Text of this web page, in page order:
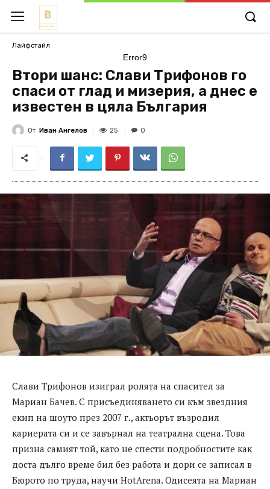
Лайфстайл
Error9
Втори шанс: Слави Трифонов го
спаси от глад и мизерия, а днес е
известен в цяла България
От Иван Ангелов 25 0
Слави Трифонов изиграл ролята на спасител за
Мариан Бачев. С присъединяването си към звездния
екип на шоуто през 2007 г., актьорът възродил
кариерата си и се завърнал на театрална сцена. Това
призна самият той, като не спести подробностите как
доста дълго време бил без работа и дори се записал в
Бюрото по труда, научи HotArena. Одисеята на Мариан